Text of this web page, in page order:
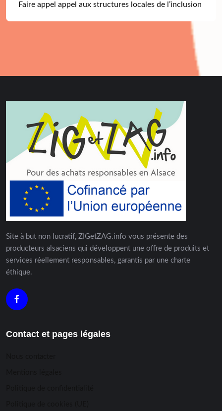
Faire appel appel aux structures locales de l’inclusion
Site à but non lucratif, ZIGetZAG.info vous présente des
producteurs alsaciens qui développent une offre de produits et
services réellement responsables, garantis par une charte
éthique.
Contact et pages légales